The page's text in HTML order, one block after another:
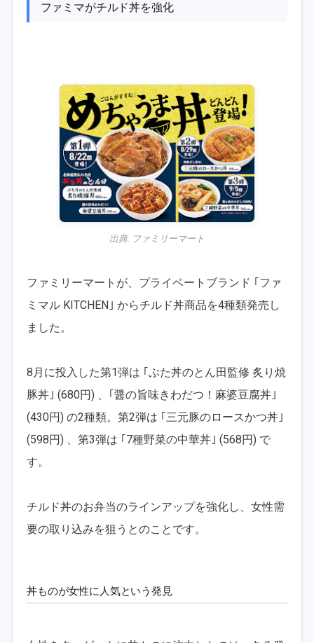
ファミマがチルド丼を強化
出典: ファミリーマート
ファミリーマートが、プライベートブランド ｢ファ
ミマル KITCHEN｣ からチルド丼商品を4種類発売し
ました。
8月に投入した第1弾は ｢ぶた丼のとん田監修 炙り焼
豚丼｣ (680円) 、｢醤の旨味きわだつ！麻婆豆腐丼｣
(430円) の2種類。第2弾は ｢三元豚のロースかつ丼｣
(598円) 、第3弾は ｢7種野菜の中華丼｣ (568円) で
す。
チルド丼のお弁当のラインアップを強化し、女性需
要の取り込みを狙うとのことです。
丼ものが女性に人気という発見